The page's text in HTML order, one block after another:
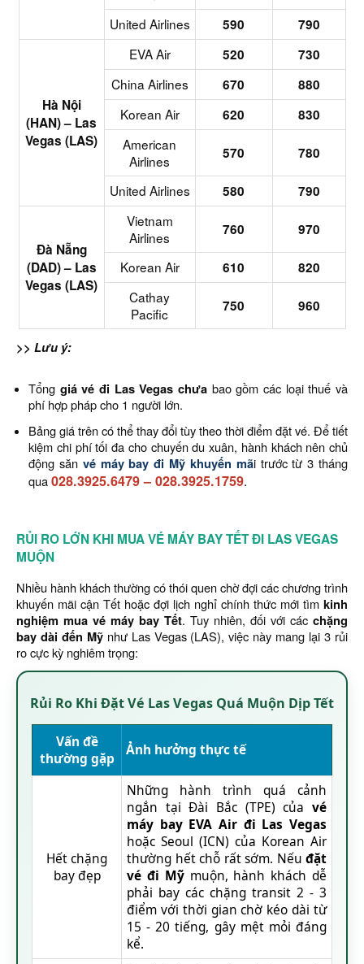
United Airlines 590 790
Hà Nội
(HAN) – Las
Vegas (LAS)
EVA Air 520
730
China Airlines
670
880
Korean Air
620
830
American
Airlines
570 780
United Airlines 580 790
Đà Nẵng
(DAD) – Las
Vegas (LAS)
Vietnam
Airlines
760 970
Korean Air 610
820
Cathay
Pacific
750 960
>> Lưu ý:
Tổng giá vé đi Las Vegas chưa bao gồm các loại thuế và
phí hợp pháp cho 1 người lớn.
Bảng giá trên có thể thay đổi tùy theo thời điểm đặt vé. Để tiết
kiệm chi phí tối đa cho chuyến du xuân, hành khách nên chủ
động săn vé máy bay đi Mỹ khuyến mãi trước từ 3 tháng
qua028.3925.6479– 028.3925.1759.
RỦI RO LỚN KHI MUA VÉ MÁY BAY TẾT ĐI LAS VEGAS
MUỘN
Nhiều hành khách thường có thói quen chờ đợi các chương trình
khuyến mãi cận Tết hoặc đợi lịch nghỉ chính thức mới tìm kinh
nghiệm mua vé máy bay Tết. Tuy nhiên, đối với các chặng
bay dài đến Mỹnhư Las Vegas (LAS), việc này mang lại 3 rủi
ro cực kỳ nghiêm trọng:
Rủi Ro Khi Đặt Vé Las Vegas Quá Muộn Dịp Tết
Vấn đề
thường gặp
Ảnh hưởng thực tế
Hết chặng
bay đẹp
Những hành trình quá cảnh
ngắn tại Đài Bắc (TPE) của vé
máy bay EVA Air đi Las Vegas
hoặc Seoul (ICN) của Korean Air
thường hết chỗ rất sớm. Nếu đặt
vé đi Mỹmuộn, hành khách dễ
phải bay các chặng transit 2 - 3
điểm với thời gian chờ kéo dài từ
15 - 20 tiếng, gây mệt mỏi đáng
kể.